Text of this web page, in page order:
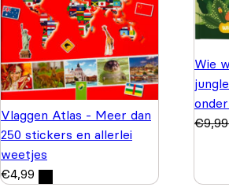
Vlaggen Atlas - Meer dan
250 stickers en allerlei
weetjes
€4,99
Wie
€9,99